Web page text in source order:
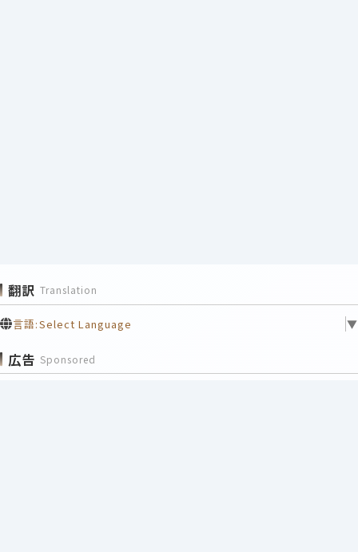
翻訳 Translation
言語:Select Language ▼
広告 Sponsored